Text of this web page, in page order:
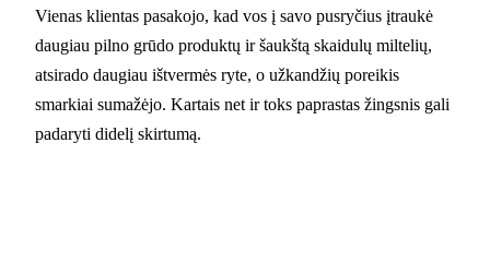
Vienas klientas pasakojo, kad vos į savo pusryčius įtraukė
daugiau pilno grūdo produktų ir šaukštą skaidulų miltelių,
atsirado daugiau ištvermės ryte, o užkandžių poreikis
smarkiai sumažėjo. Kartais net ir toks paprastas žingsnis gali
padaryti didelį skirtumą.